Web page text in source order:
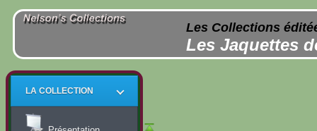
Les Collections
Les Jaquettes
LA COLLECTION